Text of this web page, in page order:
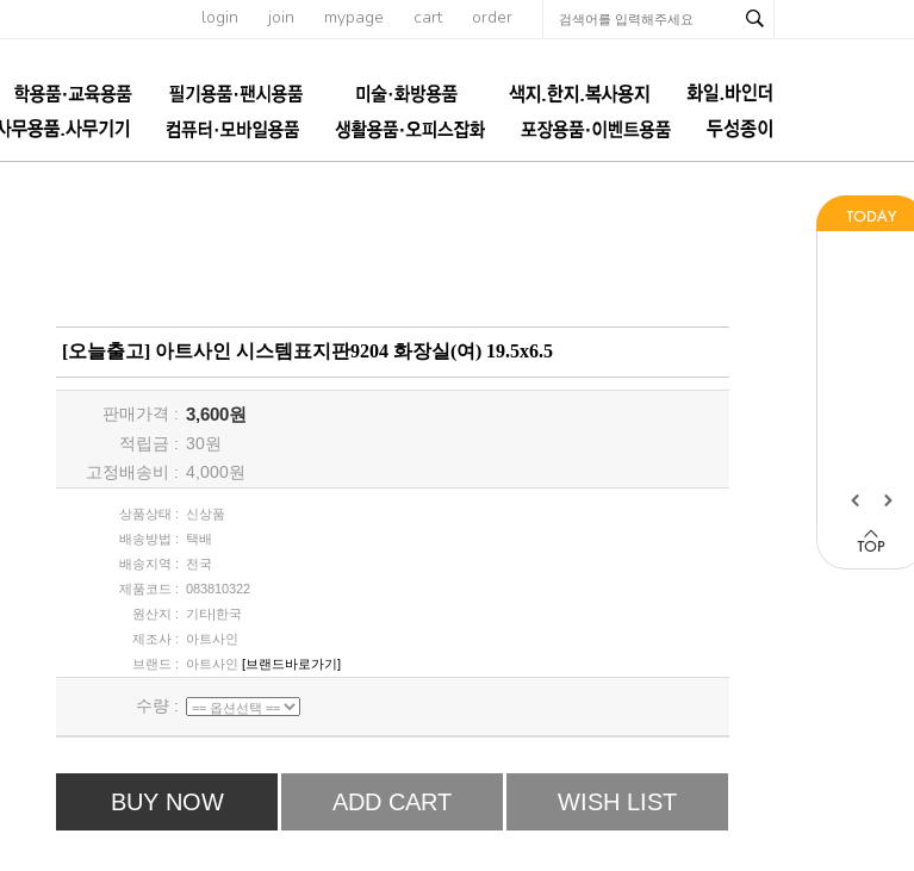
login join mypage cart order
[오늘출고] 아트사인 시스템표지판9204 화장실(여) 19.5x6.5
판매가격 : 3,600원
적립금 : 30원
고정배송비 : 4,000원
상품상태 :
신상품
배송방법 :
택배
배송지역 :
전국
제품코드 : 083810322
원산지 :
기타|한국
제조사 :
아트사인
브랜드 :
아트사인 [브랜드바로가기]
수량 :
BUY NOW ADD CART WISH LIST